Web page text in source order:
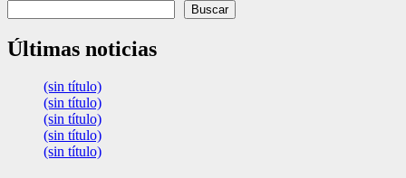
Buscar
Últimas noticias
(sin título)
(sin título)
(sin título)
(sin título)
(sin título)